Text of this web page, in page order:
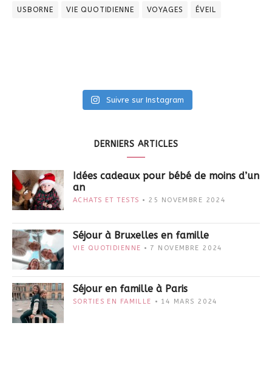
USBORNE VIE QUOTIDIENNE VOYAGES ÉVEIL
Suivre sur Instagram
DERNIERS ARTICLES
Idées cadeaux pour bébé de moins d’un
an
ACHATS ET TESTS 25 NOVEMBRE 2024
Séjour à Bruxelles en famille
VIE QUOTIDIENNE 7 NOVEMBRE 2024
Séjour en famille à Paris
SORTIES EN FAMILLE 14 MARS 2024